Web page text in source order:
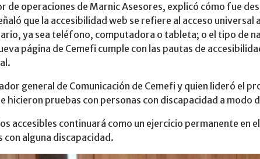
operaciones de Marnic Asesores, explicó cómo fue
que la accesibilidad web se refiere al acceso
ya sea teléfono, computadora o tableta; o el tipo de
página de Cemefi cumple con las pautas de
general de Comunicación de Cemefi y quien lideró el
hicieron pruebas con personas con discapacidad a
accesibles continuará como un ejercicio permanente en
con alguna discapacidad.